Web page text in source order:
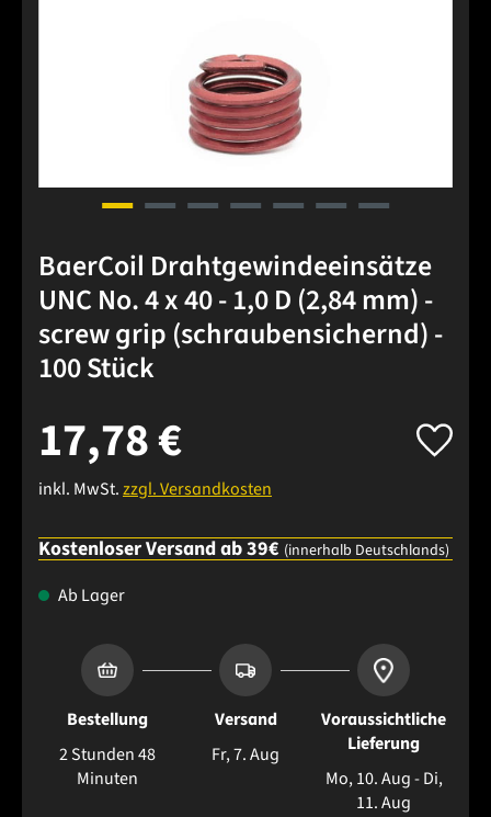
BaerCoil Drahtgewindeeinsätze
UNC No. 4 x 40 - 1,0 D (2,84 mm) -
screw grip (schraubensichernd) -
100 Stück
17,78 €
inkl. MwSt.zzgl. Versandkosten
Kostenloser Versand ab 39€ (innerhalb Deutschlands)
Ab Lager
Bestellung
2 Stunden 48
Minuten
Versand
Fr, 7. Aug
Voraussichtliche
Lieferung
Mo, 10. Aug - Di,
11. Aug